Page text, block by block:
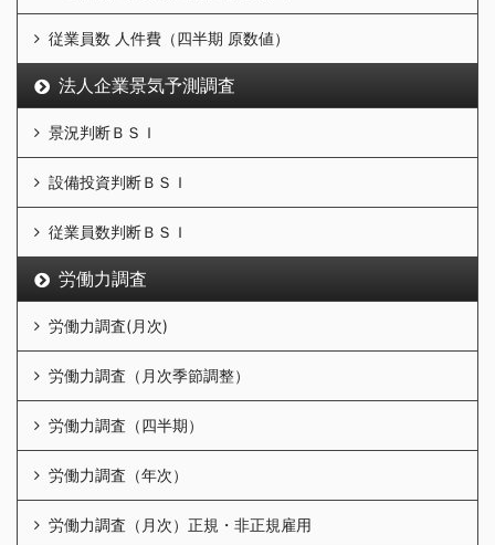
従業員数 人件費（四半期 原数値）
法人企業景気予測調査
景況判断ＢＳＩ
設備投資判断ＢＳＩ
従業員数判断ＢＳＩ
労働力調査
労働力調査(月次)
労働力調査（月次季節調整）
労働力調査（四半期）
労働力調査（年次）
労働力調査（月次）正規・非正規雇用